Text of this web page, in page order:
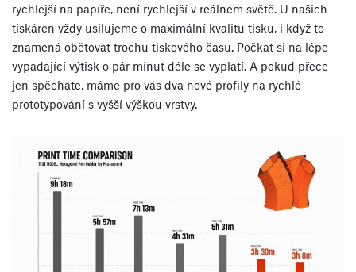
rychlejší na papíře, není rychlejší v reálném světě. U našich
tiskáren vždy usilujeme o maximální kvalitu tisku, i když to
znamená obětovat trochu tiskového času. Počkat si na lépe
vypadající výtisk o pár minut déle se vyplatí. A pokud přece
jen spěcháte, máme pro vás dva nové profily na rychlé
prototypování s vyšší výškou vrstvy.